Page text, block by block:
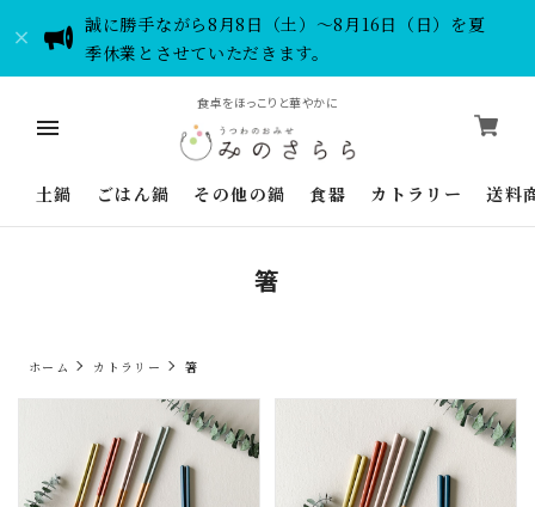
誠に勝手ながら8月8日（土）～8月16日（日）を夏
季休業とさせていただきます。
食卓をほっこりと華やかに
土鍋 ごはん鍋 その他の鍋 食器 カトラリー 送料
箸
ホーム カトラリー 箸